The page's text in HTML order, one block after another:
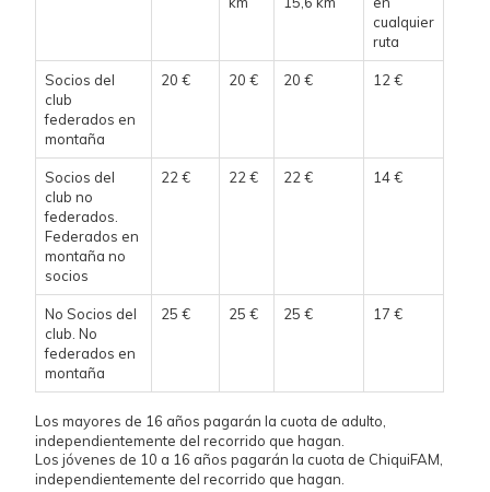
cualquier
ruta
Socios del
club
federados en
montaña
20 € 20 € 20 € 12 €
Socios del
club no
federados.
Federados en
montaña no
socios
22 € 22 € 22 € 14 €
No Socios del
club. No
federados en
montaña
25 € 25 € 25 € 17 €
Los mayores de 16 años pagarán la cuota de adulto,
independientemente del recorrido que hagan.
Los jóvenes de 10 a 16 años pagarán la cuota de ChiquiFAM,
independientemente del recorrido que hagan.